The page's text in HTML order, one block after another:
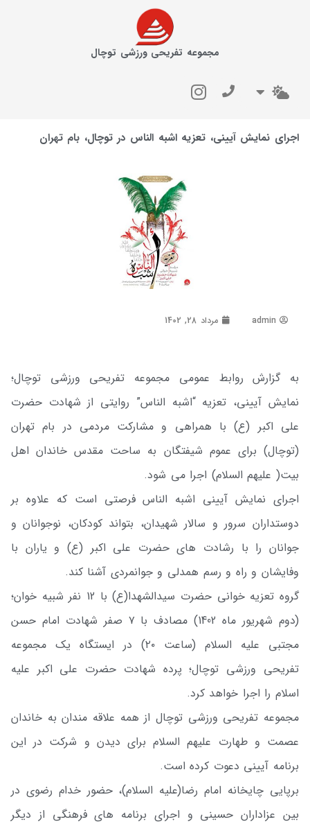
مجموعه تفریحی ورزشی توچال
اجرای نمایش آیینی، تعزیه اشبه الناس در توچال، بام تهران
admin مرداد 28, 1402
به گزارش روابط عمومی مجموعه تفریحی ورزشی توچال؛
نمایش آیینی، تعزیه “اشبه الناس” روایتی از شهادت حضرت
علی اکبر (ع) با همراهی و مشارکت مردمی در بام تهران
(توچال) برای عموم شیفتگان به ساحت مقدس خاندان اهل
بیت( علیهم السلام) اجرا می شود.
اجرای نمایش آیینی اشبه الناس فرصتی است که علاوه بر
دوستداران سرور و سالار شهیدان، بتواند کودکان، نوجوانان و
جوانان را با رشادت های حضرت علی اکبر (ع) و یاران با
وفایشان و راه و رسم همدلی و جوانمردی آشنا کند.
گروه تعزیه خوانی حضرت سیدالشهدا(ع) با 12 نفر شبیه خوان؛
(دوم شهریور ماه 1402) مصادف با ۷ صفر شهادت امام حسن
مجتبی علیه السلام (ساعت ۲۰) در ایستگاه یک مجموعه
تفریحی ورزشی توچال؛ پرده شهادت حضرت علی اکبر علیه
اسلام را اجرا خواهد کرد.
مجموعه تفریحی ورزشی توچال از همه علاقه مندان به خاندان
عصمت و طهارت علیهم السلام برای دیدن و شرکت در این
برنامه آیینی دعوت کرده است.
برپایی چایخانه امام رضا(علیه السلام)، حضور خدام رضوی در
بین عزاداران حسینی و اجرای برنامه های فرهنگی از دیگر